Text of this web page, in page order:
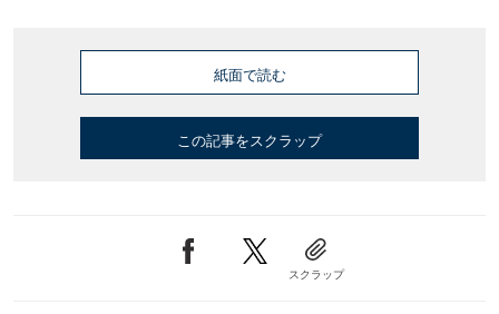
紙面で読む
この記事をスクラップ
スクラップ